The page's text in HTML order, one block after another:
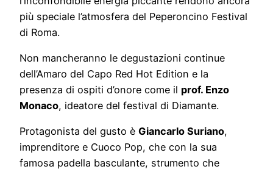
più speciale l’atmosfera del Peperoncino Festival
di Roma.
Non mancheranno le degustazioni continue
dell’Amaro del Capo Red Hot Edition e la
presenza di ospiti d’onore come il prof. Enzo
Monaco, ideatore del festival di Diamante.
Protagonista del gusto è Giancarlo Suriano,
imprenditore e Cuoco Pop, che con la sua
famosa padella basculante, strumento che